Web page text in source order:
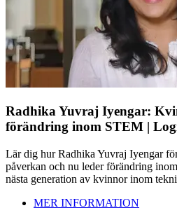
Radhika Yuvraj Iyengar:
förändring inom STEM |
Lär dig hur Radhika Yuvraj Iyengar
påverkan och nu leder förändring
nästa generation av kvinnor inom
MER INFORMATION